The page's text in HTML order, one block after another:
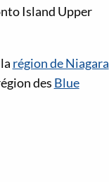
Island Upper
région de Niagara
des Blue